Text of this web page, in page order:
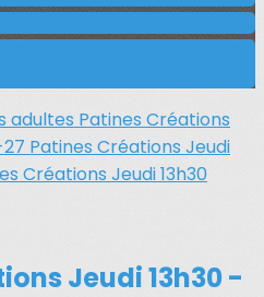
adultes Patines Créations
Patines Créations Jeudi
Créations Jeudi 13h30
Jeudi 13h30 -